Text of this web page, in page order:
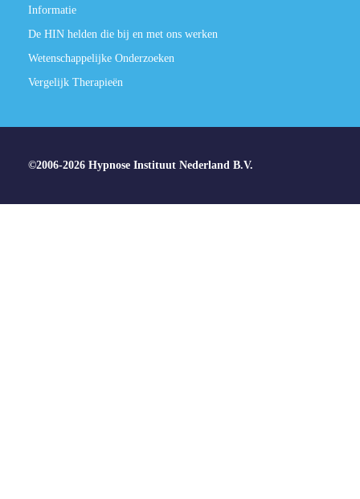
Informatie
De HIN helden die bij en met ons werken
Wetenschappelijke Onderzoeken
Vergelijk Therapieën
©2006-2026 Hypnose Instituut Nederland B.V.